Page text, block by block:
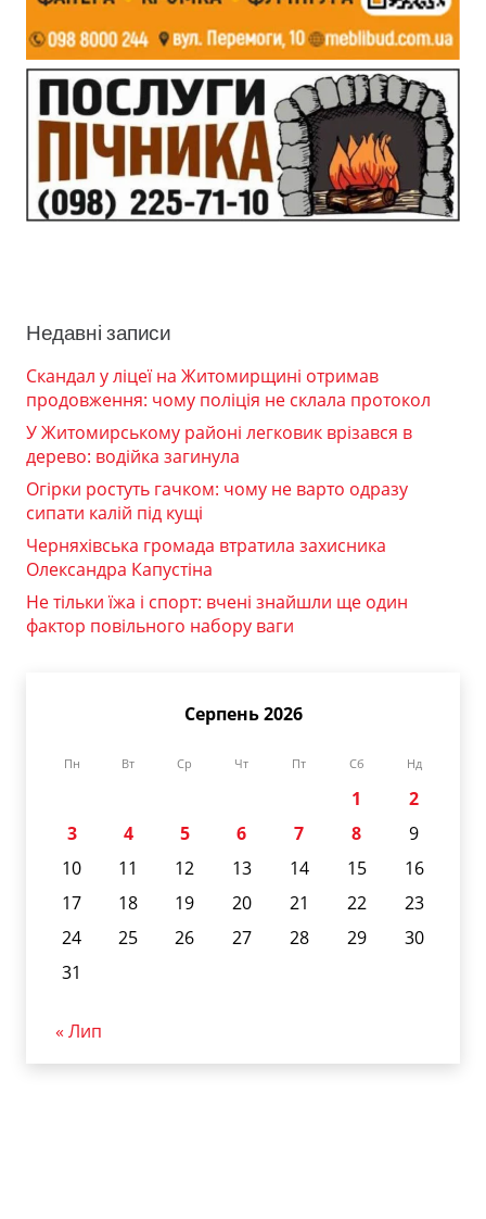
Недавні записи
Скандал у ліцеї на Житомирщині отримав
продовження: чому поліція не склала протокол
У Житомирському районі легковик врізався в
дерево: водійка загинула
Огірки ростуть гачком: чому не варто одразу
сипати калій під кущі
Черняхівська громада втратила захисника
Олександра Капустіна
Не тільки їжа і спорт: вчені знайшли ще один
фактор повільного набору ваги
Серпень 2026
Пн Вт Ср Чт Пт Сб Нд
1
2
3
4 5 6 7 8
9
10
11 12 13 14 15
16
17
18 19 20 21 22
23
24
25 26 27 28 29
30
31
« Лип